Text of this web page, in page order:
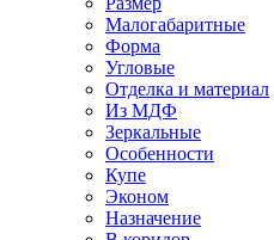
Малогабаритные
Форма
Угловые
Отделка и материал
Из МДФ
Зеркальные
Особенности
Купе
Эконом
Назначение